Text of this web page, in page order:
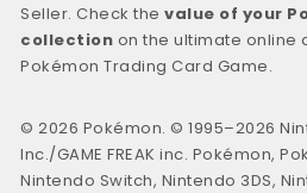
Seller. Check thevalue of your
collection on the ultimate online
Pokémon Trading Card Game.
© 2026 Pokémon. © 1995–2026
Inc./GAME FREAK inc. Pokémon,
Nintendo Switch, Nintendo 3DS,